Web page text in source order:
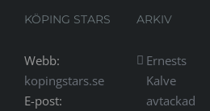
KÖPING STARS
Webb:
kopingstars.se
E-post:
ARKIV
Ernests
Kalve
avtackad